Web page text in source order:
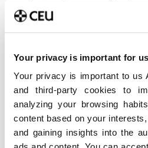
Your privacy is important for us
Your privacy is important to us
and third-party cookies to
analyzing your browsing
content based on your
and gaining insights into the
Más
Artículos relacionados:
Los 5 idiomas más
5 beneficios de ser alumno